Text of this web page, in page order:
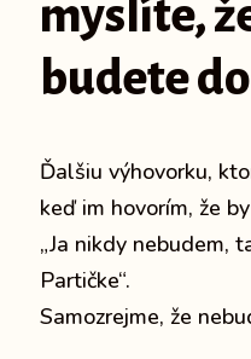
myslíte,
budete
Ďalšiu výhovorku,
keď im hovorím, že
„Ja nikdy nebudem,
Partičke“.
Samozrejme, že